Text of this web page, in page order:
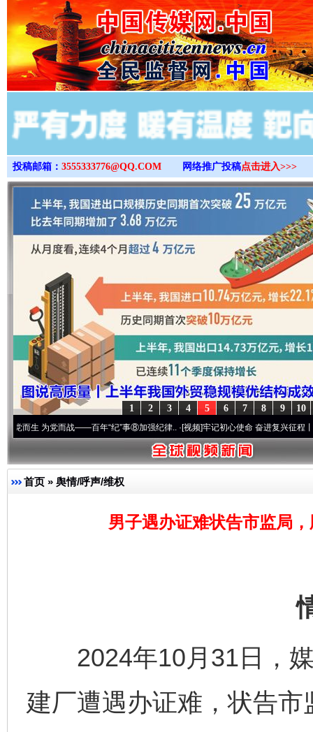
>
投稿邮箱： 3555333776@QQ.COM 网络推广投稿点击进入>>>
10
9
8
7
6
5
4
3
2
1
党而战——百年“纪”事⑧加强纪律..·[视频]牢记初心使命 奋进复兴征程丨“转折之城”
首页 » 舆情/呼声/维权
男子遇办证难状告市监局
2024年10月31日，媒
建厂遭遇办证难，状告市